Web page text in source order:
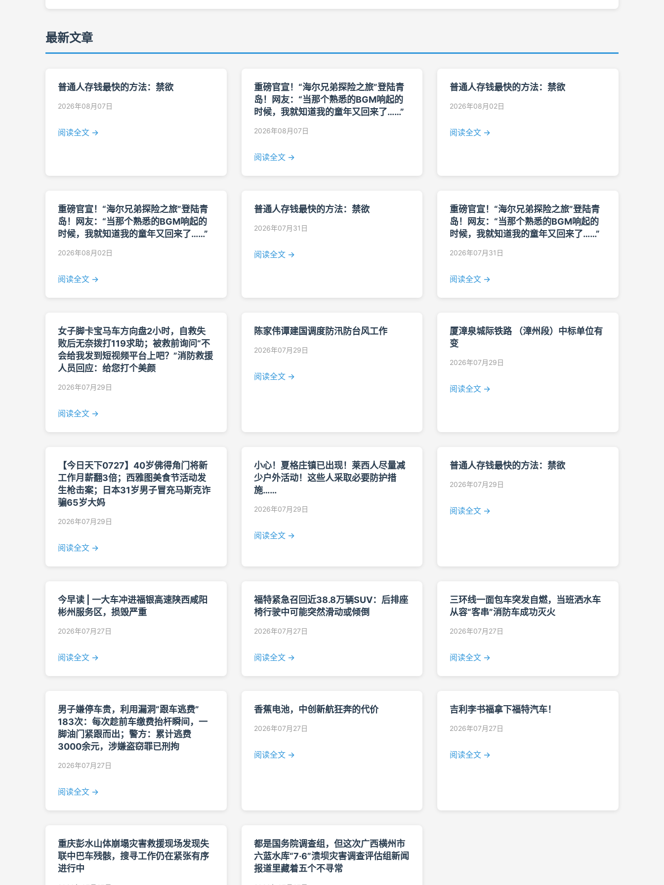
最新文章
普通人存钱最快的方法：禁欲
2026年08月07日
阅读全文 →
重磅官宣！“海尔兄弟探险之旅”登陆青
岛！网友：“当那个熟悉的BGM响起的
时候，我就知道我的童年又回来了……”
2026年08月07日
阅读全文 →
普通人存钱最快的方法：禁欲
2026年08月02日
阅读全文 →
重磅官宣！“海尔兄弟探险之旅”登陆青
岛！网友：“当那个熟悉的BGM响起的
时候，我就知道我的童年又回来了……”
2026年08月02日
阅读全文 →
普通人存钱最快的方法：禁欲
2026年07月31日
阅读全文 →
重磅官宣！“海尔兄弟探险之旅”登陆青
岛！网友：“当那个熟悉的BGM响起的
时候，我就知道我的童年又回来了……”
2026年07月31日
阅读全文 →
女子脚卡宝马车方向盘2小时，自救失
败后无奈拨打119求助；被救前询问“不
会给我发到短视频平台上吧？”消防救援
人员回应：给您打个美颜
2026年07月29日
阅读全文 →
陈家伟谭建国调度防汛防台风工作
2026年07月29日
阅读全文 →
厦漳泉城际铁路 （漳州段）中标单位有
变
2026年07月29日
阅读全文 →
【今日天下0727】40岁佛得角门将新
工作月薪翻3倍；西雅图美食节活动发
生枪击案；日本31岁男子冒充马斯克诈
骗65岁大妈
2026年07月29日
阅读全文 →
小心！夏格庄镇已出现！莱西人尽量减
少户外活动！这些人采取必要防护措
施……
2026年07月29日
阅读全文 →
普通人存钱最快的方法：禁欲
2026年07月29日
阅读全文 →
今早读 | 一大车冲进福银高速陕西咸阳
彬州服务区，损毁严重
2026年07月27日
阅读全文 →
福特紧急召回近38.8万辆SUV：后排座
椅行驶中可能突然滑动或倾倒
2026年07月27日
阅读全文 →
三环线一面包车突发自燃，当班洒水车
从容“客串”消防车成功灭火
2026年07月27日
阅读全文 →
男子嫌停车贵，利用漏洞“跟车逃费”
183次：每次趁前车缴费抬杆瞬间，一
脚油门紧跟而出；警方：累计逃费
3000余元，涉嫌盗窃罪已刑拘
2026年07月27日
阅读全文 →
香蕉电池，中创新航狂奔的代价
2026年07月27日
阅读全文 →
吉利李书福拿下福特汽车！
2026年07月27日
阅读全文 →
重庆彭水山体崩塌灾害救援现场发现失
联中巴车残骸，搜寻工作仍在紧张有序
进行中
都是国务院调查组，但这次广西横州市
六蓝水库“7·6”溃坝灾害调查评估组新闻
报道里藏着五个不寻常